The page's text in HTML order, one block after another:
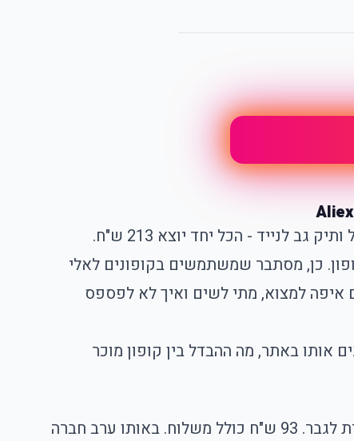
אתם מוסיפים לעגלה באליאקספרס אוזניות, נרתיק לטלפון, גרביים עם ציור של שועל ותיק גב לנייד - הכל יחד יוצא 213 ש"ח.
קנה את אותם מוצרים, בדיוק, ב-174 ש"ח. איך? קוד קופון. כן, מסתבר שמשתמשים בקופונים לאלי
למצוא, מתי לשים ואיך לא לפספס
אותו באתר, מה ההבדל בין קופון מוכר
אורית, בת 31 מהרצליה, הוסיפה לעגלה שלושה מוצרים באליאקספרס - מחזיק מפתחות, טי-שירט ושרשרת לגבר. 93 ש"ח כולל משלוח. באותו ערב חברה